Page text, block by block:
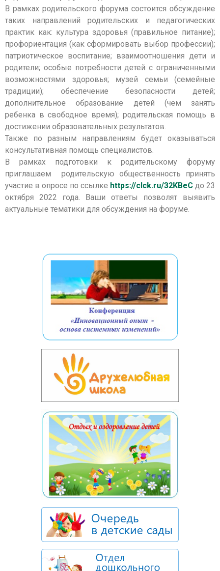
В рамках родительского форума состоится обсуждение
таких направлений родительских и педагогических
практик как: культура здоровья (правильное питание);
профориентация (как сформировать выбор профессии);
патриотическое воспитание; взаимоотношения дети и
родители; особые потребности детей с ограниченными
возможностями здоровья; музей семьи (семейные
традиции); обеспечение безопасности детей;
дополнительное образование детей (чем занять
ребенка в свободное время); родительская помощь в
достижении образовательных результатов.
Также по разным направлениям будет оказываться
консультативная помощь специалистов.
В рамках подготовки к родительскому форуму
приглашаем родительскую общественность принять
участие в опросе по ссылке https://clck.ru/32KBeC до 23
октября 2022 года. Ваши ответы позволят выявить
актуальные тематики для обсуждения на форуме.